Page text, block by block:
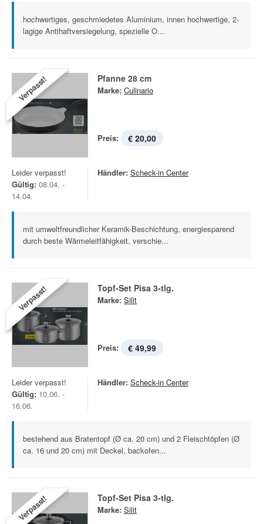
hochwertiges, geschmiedetes Aluminium, innen hochwertige, 2-
lagige Antihaftversiegelung, spezielle O...
Verpasst! Pfanne 28 cm
Marke: Culinario
Preis: € 20,00
Leider verpasst!
Gültig: 08.04. -
14.04.
Händler: Scheck-in Center
mit umweltfreundlicher Keramik-Beschichtung, energiesparend
durch beste Wärmeleitfähigkeit, verschie...
Verpasst! Topf-Set Pisa 3-tlg.
Marke: Silit
Preis: € 49,99
Leider verpasst!
Gültig: 10.06. -
16.06.
Händler: Scheck-in Center
bestehend aus Bratentopf (Ø ca. 20 cm) und 2 Fleischtöpfen (Ø
ca. 16 und 20 cm) mit Deckel, backofen...
Verpasst! Topf-Set Pisa 3-tlg.
Marke: Silit